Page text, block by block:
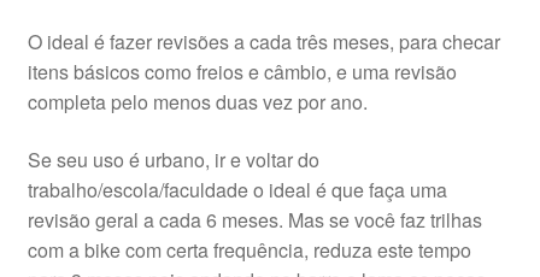
O ideal é fazer revisões a cada três meses, para checar
itens básicos como freios e câmbio, e uma revisão
completa pelo menos duas vez por ano.
Se seu uso é urbano, ir e voltar do
trabalho/escola/faculdade o ideal é que faça uma
revisão geral a cada 6 meses. Mas se você faz trilhas
com a bike com certa frequência, reduza este tempo